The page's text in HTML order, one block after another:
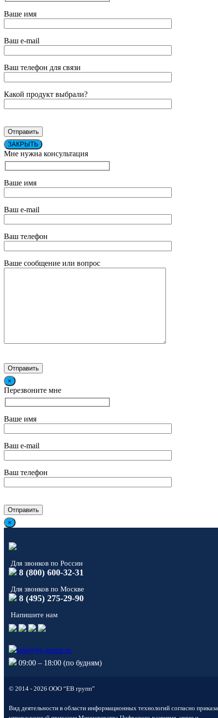
Ваше имя
Ваш e-mail
Ваш телефон для связи
Какой продукт выбрали?
ЗАКРЫТЬ
Мне нужна консультация
Ваше имя
Ваш e-mail
Ваш телефон
Ваше сообщение или вопрос
×
Перезвоните мне
Ваше имя
Ваш e-mail
Ваш телефон
×
Для звонков по России
8 (800) 600-32-31
Для звонков по Москве
8 (495) 275-29-90
Напишите нам
sale@ev-group.ru
09:00 – 18:00 (по будням)
© 2014 - 2026 ООО “ЕВ групп”
Вид деятельности в области информационных технологий согласно приказа